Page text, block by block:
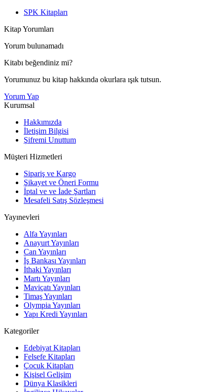
SPK Kitapları
Kitap Yorumları
Yorum bulunamadı
Kitabı beğendiniz mi?
Yorumunuz bu kitap hakkında okurlara ışık tutsun.
Yorum Yap
Kurumsal
Hakkımızda
İletişim Bilgisi
Şifremi Unuttum
Müşteri Hizmetleri
Sipariş ve Kargo
Şikayet ve Öneri Formu
İptal ve ve İade Şartları
Mesafeli Satış Sözleşmesi
Yayınevleri
Alfa Yayınları
Anayurt Yayınları
Can Yayınları
İş Bankası Yayınları
İthaki Yayınları
Martı Yayınları
Maviçatı Yayınları
Timaş Yayınları
Olympia Yayınları
Yapı Kredi Yayınları
Kategoriler
Edebiyat Kitapları
Felsefe Kitapları
Çocuk Kitapları
Kişisel Gelişim
Dünya Klasikleri